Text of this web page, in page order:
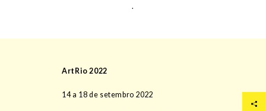
.
ArtRio 2022
14 a 18 de setembro 2022